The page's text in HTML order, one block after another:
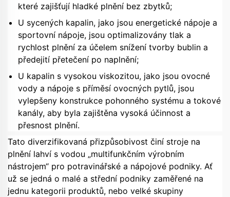
které zajišťují hladké plnění bez zbytků;
U sycených kapalin, jako jsou energetické nápoje a
sportovní nápoje, jsou optimalizovány tlak a
rychlost plnění za účelem snížení tvorby bublin a
předejití přetečení po naplnění;
U kapalin s vysokou viskozitou, jako jsou ovocné
vody a nápoje s příměsí ovocných pytlů, jsou
vylepšeny konstrukce pohonného systému a tokové
kanály, aby byla zajištěna vysoká účinnost a
přesnost plnění.
Tato diverzifikovaná přizpůsobivost činí stroje na
plnění lahví s vodou „multifunkčním výrobním
nástrojem“ pro potravinářské a nápojové podniky. Ať
už se jedná o malé a střední podniky zaměřené na
jednu kategorii produktů, nebo velké skupiny